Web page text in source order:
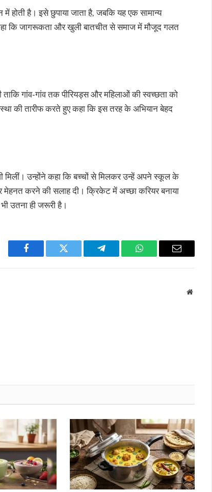
में होती है। इसे छुपाया जाता है, जबकि यह एक सामान्य
कि जागरूकता और खुली बातचीत से समाज में मौजूद गलत
गांव-गांव तक पीरियड्स और महिलाओं की स्वच्छता को
की तारीफ करते हुए कहा कि इस तरह के अभियान बेहद
मिलीं। उन्होंने कहा कि बच्चों से मिलकर उन्हें अपने स्कूल के
करने की सलाह दी। क्रिकेट में अच्छा करियर बनाया
उतना ही जरूरी है।
Facebook Twitter Telegram WhatsAppEmail
Website